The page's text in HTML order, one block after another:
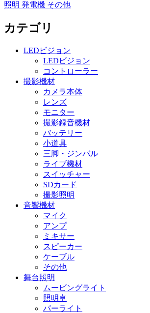
照明 発電機 その他
カテゴリ
LEDビジョン
LEDビジョン
コントローラー
撮影機材
カメラ本体
レンズ
モニター
撮影録音機材
バッテリー
小道具
三脚・ジンバル
ライブ機材
スイッチャー
SDカード
撮影照明
音響機材
マイク
アンプ
ミキサー
スピーカー
ケーブル
その他
舞台照明
ムービングライト
照明卓
パーライト